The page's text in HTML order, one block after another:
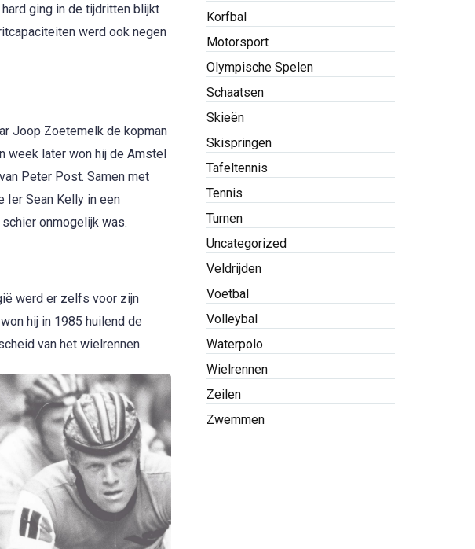
ging in de tijdritten blijkt
werd ook negen
Joop Zoetemelk de kopman
week later won hij de Amstel
Peter Post. Samen met
Ier Sean Kelly in een
onmogelijk was.
werd er zelfs voor zijn
hij in 1985 huilend de
van het wielrennen.
Korfbal
Motorsport
Olympische Spelen
Schaatsen
Skieën
Skispringen
Tafeltennis
Tennis
Turnen
Uncategorized
Veldrijden
Voetbal
Volleybal
Waterpolo
Wielrennen
Zeilen
Zwemmen